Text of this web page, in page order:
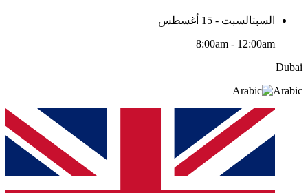
السبتالسبت - 15 أغسطس
8:00am - 12:00am
Dubai
Arabic